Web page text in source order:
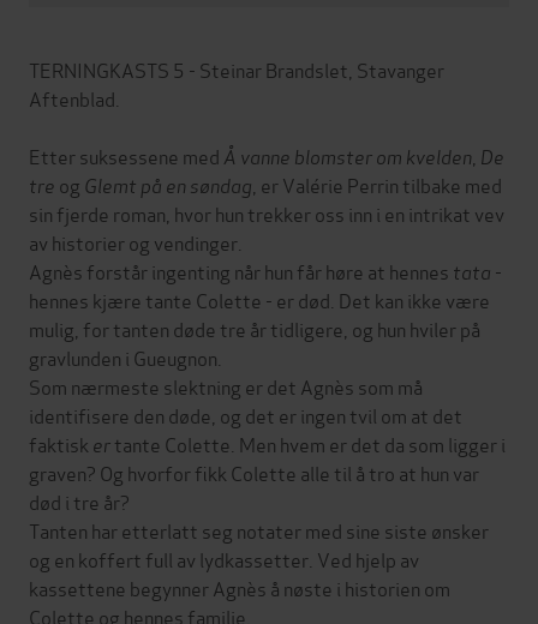
TERNINGKASTS 5 - Steinar Brandslet, Stavanger
Aftenblad.
Etter suksessene med Å vanne blomster om kvelden De
tre og Glemt på en søndag , er Valérie Perrin tilbake med
sin fjerde roman, hvor hun trekker oss inn i en intrikat vev
av historier og vendinger.
Agnès forstår ingenting når hun får høre at hennes tata -
hennes kjære tante Colette - er død. Det kan ikke være
mulig, for tanten døde tre år tidligere, og hun hviler på
gravlunden i Gueugnon.
Som nærmeste slektning er det Agnès som må
identifisere den døde, og det er ingen tvil om at det
faktisk ertante Colette. Men hvem er det da som ligger i
graven? Og hvorfor fikk Colette alle til å tro at hun var
død i tre år?
Tanten har etterlatt seg notater med sine siste ønsker
og en koffert full av lydkassetter. Ved hjelp av
kassettene begynner Agnès å nøste i historien om
Colette og hennes familie.